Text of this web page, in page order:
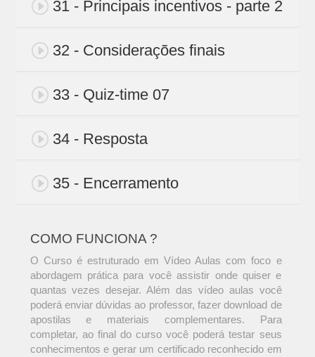
31 - Principais incentivos - parte 2
32 - Considerações finais
33 - Quiz-time 07
34 - Resposta
35 - Encerramento
COMO FUNCIONA ?
O Curso é estruturado em Vídeo Aulas com foco e
abordagem prática para você assistir onde quiser e
quantas vezes desejar. Além das vídeo aulas você
poderá enviar dúvidas ao professor, fazer download de
apostilas e materiais complementares. Para
completar, ao final do curso você poderá testar seus
conhecimentos e gerar um certificado reconhecido em